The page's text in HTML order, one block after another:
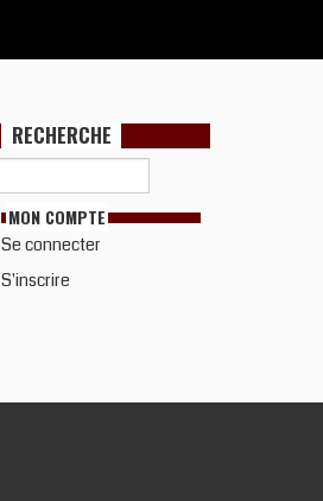
RECHERCHE
MON COMPTE
Se connecter
S'inscrire